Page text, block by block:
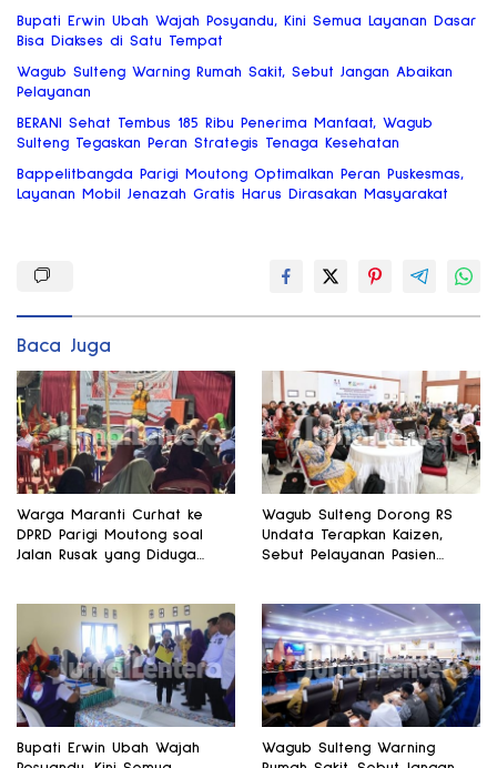
Bupati Erwin Ubah Wajah Posyandu, Kini Semua Layanan Dasar
Bisa Diakses di Satu Tempat
Wagub Sulteng Warning Rumah Sakit, Sebut Jangan Abaikan
Pelayanan
BERANI Sehat Tembus 185 Ribu Penerima Manfaat, Wagub
Sulteng Tegaskan Peran Strategis Tenaga Kesehatan
Bappelitbangda Parigi Moutong Optimalkan Peran Puskesmas,
Layanan Mobil Jenazah Gratis Harus Dirasakan Masyarakat
Baca Juga
Warga Maranti Curhat ke
DPRD Parigi Moutong soal
Jalan Rusak yang Diduga
Wagub Sulteng Dorong RS
Undata Terapkan Kaizen,
Sebut Pelayanan Pasien
Bupati Erwin Ubah Wajah
Wagub Sulteng Warning